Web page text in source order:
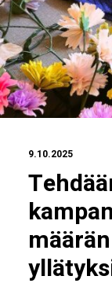
9.10.2025